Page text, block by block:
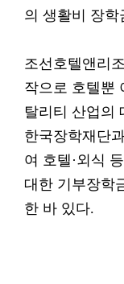
의 생활비 장학
조선호텔앤리
작으로 호텔뿐
탈리티 산업의
한국장학재단
여 호텔·외식
대한 기부장학
한 바 있다.